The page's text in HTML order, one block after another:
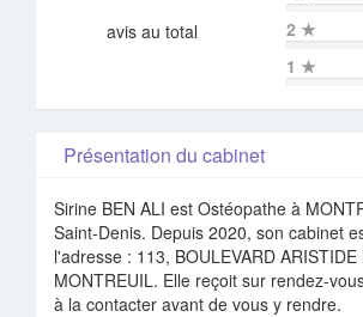
avis au total
2 ★
1 ★
Présentation du cabinet
Sirine BEN ALI est Ostéopathe à
Saint-Denis. Depuis 2020, son cabinet
l'adresse : 113, BOULEVARD ARISTIDE
MONTREUIL. Elle reçoit sur rendez-
à la contacter avant de vous y rendre.